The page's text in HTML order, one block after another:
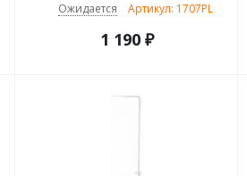
Ожидается Артикул: 1707PL
1 190₽